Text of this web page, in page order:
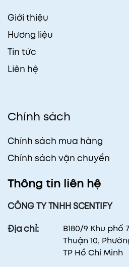
Giới thiệu
Hương liệu
Tin tức
Liên hệ
Chính sách
Chính sách mua hàng
Chính sách vận chuyển
Thông tin liên hệ
CÔNG TY TNHH SCENTIFY
Địa chỉ:
B180/9 Khu
Thuận 10,
TP Hồ Chí Minh